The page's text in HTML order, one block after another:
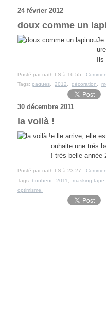
24 février 2012
doux comme un
Je
Posté par nath LS à 16:55 -
Tags: paques 2012 décoration
30 décembre 2011
la voilà !
e lle arrive, elle
ouhaite une trés
! trés belle année
Posté par nath LS à 23:27 -
Tags: bonheur, 2011 masking tape
optimisme.